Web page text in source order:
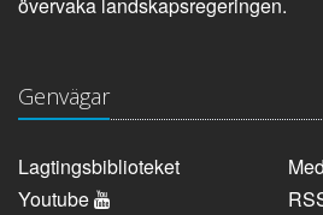
övervaka landskapsregeringen.
Genvägar
Lagtingsbiblioteket
Youtube